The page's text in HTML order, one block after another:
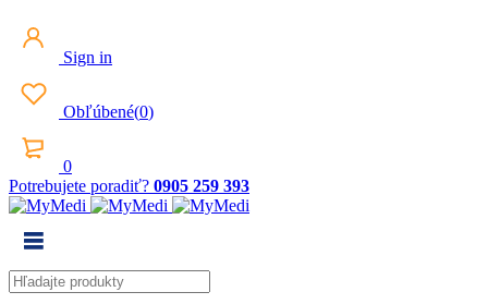
Sign in
Obľúbené(0)
0
Potrebujete poradiť? 0905 259 393